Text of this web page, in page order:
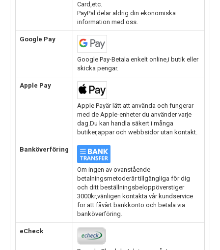
Card,etc.
PayPal delar aldrig din ekonomiska
information med oss.
Google Pay
Google Pay-Betala enkelt online,i butik eller
skicka pengar.
Apple Pay
Apple Payär lätt att använda och fungerar
med de Apple-enheter du använder varje
dag.Du kan handla säkert i många
butiker,appar och webbsidor utan kontakt.
Banköverföring
Om ingen av ovanstående
betalningsmetoderär tillgängliga för dig
och ditt beställningsbeloppöverstiger
3000kr,vänligen kontakta vår kundservice
för att fåvårt bankkonto och betala via
banköverföring.
eCheck